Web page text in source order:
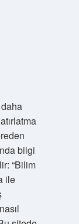
bilgi
“Bilim
ile